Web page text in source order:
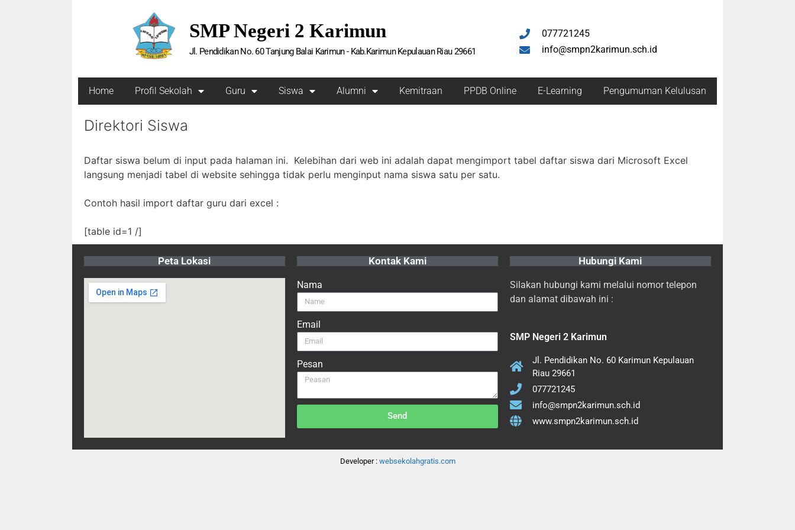
SMP Negeri 2 Karimun
Jl. Pendidikan No. 60 Tanjung Balai Karimun - Kab.Karimun Kepulauan Riau 29661
077721245
info@smpn2karimun.sch.id
Home Profil Sekolah Guru Siswa Alumni Kemitraan PPDB Online E-Learning Pengumuman Kelulusan
Direktori Siswa
Daftar siswa belum di input pada halaman ini. Kelebihan dari web ini adalah dapat mengimport tabel daftar siswa dari Microsoft Excel
langsung menjadi tabel di website sehingga tidak perlu menginput nama siswa satu per satu.
Contoh hasil import daftar guru dari excel :
[table id=1 /]
Peta Lokasi Kontak Kami
Nama
Email
Pesan
Send
Hubungi Kami
Silakan hubungi kami melalui nomor telepon
dan alamat dibawah ini :
SMP Negeri 2 Karimun
Jl. Pendidikan No. 60 Karimun Kepulauan
Riau 29661
077721245
info@smpn2karimun.sch.id
www.smpn2karimun.sch.id
Developer : websekolahgratis.com